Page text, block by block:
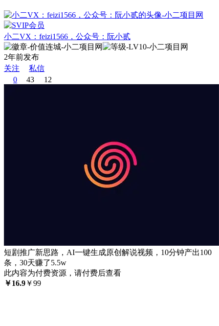
小二VX：feizi1566，公众号：阮小贰
2年前发布
关注
私信
0
43 12
短剧推广新思路，AI一键生成原创解说视频，10分钟产出100
条，30天赚了5.5w
此内容为付费资源，请付费后查看
￥16.9 ￥99